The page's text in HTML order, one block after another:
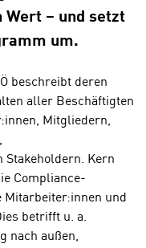
– und setzt
um.
beschreibt deren
aller Beschäftigten
Mitgliedern,
Stakeholdern. Kern
Compliance-
Mitarbeiter:innen und
betrifft u. a.
nach außen,